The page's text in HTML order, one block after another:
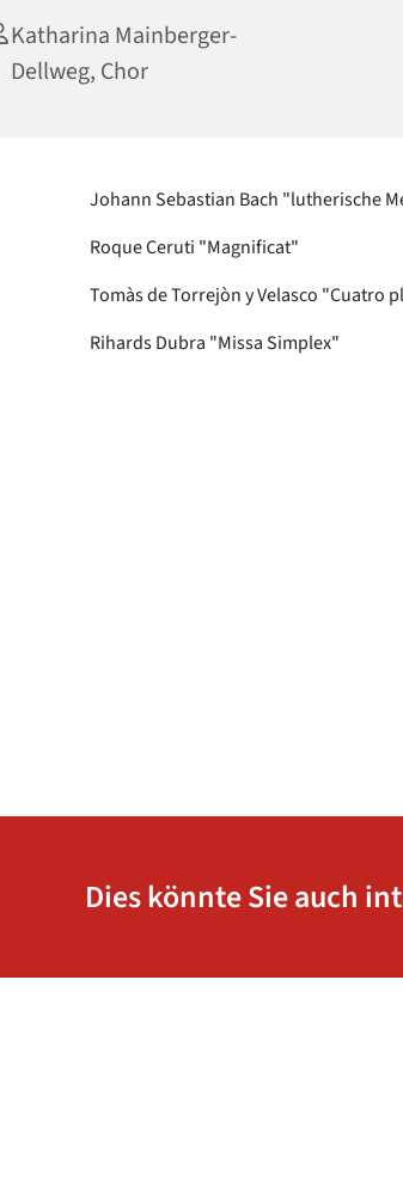
Katharina Mainberger-
Dellweg, Chor
Johann Sebastian Bach "lutherische
Roque Ceruti "Magnificat"
Tomàs de Torrejòn y Velasco "Cuatro
Rihards Dubra "Missa Simplex"
Dies könnte Sie auch